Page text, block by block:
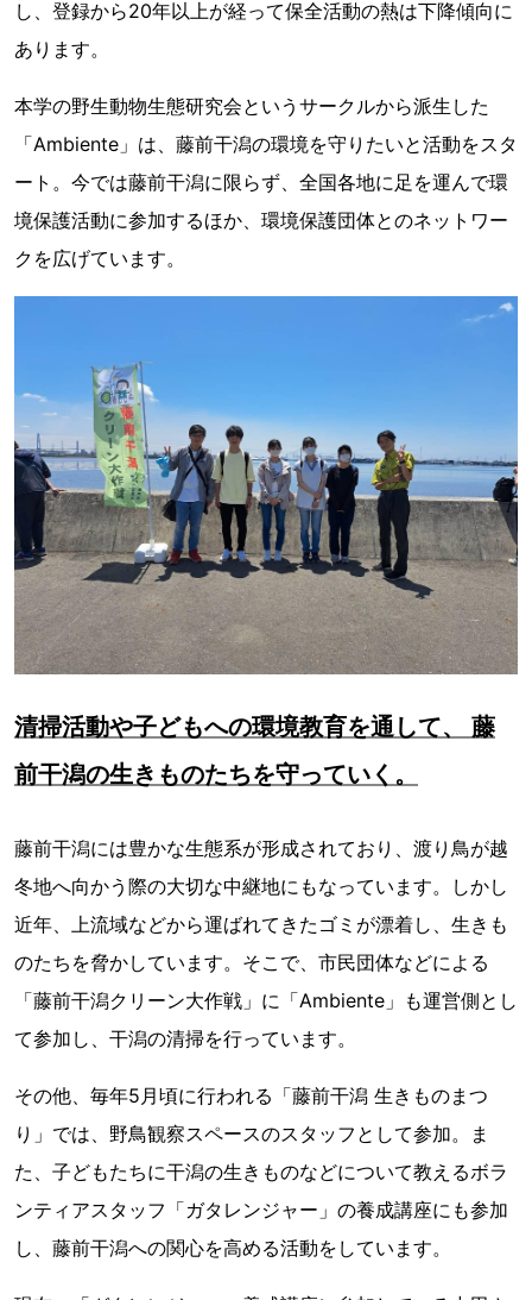
し、登録から20年以上が経って保全活動の熱は下降傾向に
あります。
本学の野生動物生態研究会というサークルから派生した
「Ambiente」は、藤前干潟の環境を守りたいと活動をスタ
ート。今では藤前干潟に限らず、全国各地に足を運んで環
境保護活動に参加するほか、環境保護団体とのネットワー
クを広げています。
清掃活動や子どもへの環境教育を通して、 藤
前干潟の生きものたちを守っていく。
藤前干潟には豊かな生態系が形成されており、渡り鳥が越
冬地へ向かう際の大切な中継地にもなっています。しかし
近年、上流域などから運ばれてきたゴミが漂着し、生きも
のたちを脅かしています。そこで、市民団体などによる
「藤前干潟クリーン大作戦」に「Ambiente」も運営側とし
て参加し、干潟の清掃を行っています。
その他、毎年5月頃に行われる「藤前干潟 生きものまつ
り」では、野鳥観察スペースのスタッフとして参加。ま
た、子どもたちに干潟の生きものなどについて教えるボラ
ンティアスタッフ「ガタレンジャー」の養成講座にも参加
し、藤前干潟への関心を高める活動をしています。